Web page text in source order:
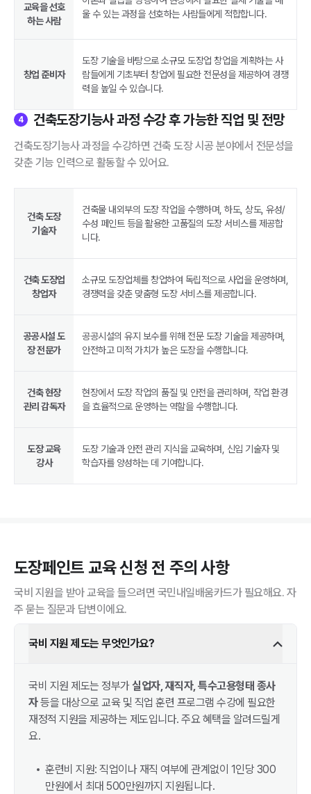
교육을 선호
하는 사람
울 수 있는 과정을 선호하는 사람들에게 적합합니다.
창업 준비자
도장 기술을 바탕으로 소규모 도장업 창업을 계획하는 사
람들에게 기초부터 창업에 필요한 전문성을 제공하여 경쟁
력을 높일 수 있습니다.
4 건축도장기능사 과정 수강 후 가능한 직업 및 전망
건축도장기능사 과정을 수강하면 건축 도장 시공 분야에서 전문성을
갖춘 기능 인력으로 활동할 수 있어요.
건축 도장
기술자
건축물 내외부의 도장 작업을 수행하며, 하도, 상도, 유성/
수성 페인트 등을 활용한 고품질의 도장 서비스를 제공합
니다.
건축 도장업
창업자
소규모 도장업체를 창업하여 독립적으로 사업을 운영하며,
경쟁력을 갖춘 맞춤형 도장 서비스를 제공합니다.
공공시설 도
장 전문가
공공시설의 유지 보수를 위해 전문 도장 기술을 제공하며,
안전하고 미적 가치가 높은 도장을 수행합니다.
건축 현장
관리 감독자
현장에서 도장 작업의 품질 및 안전을 관리하며, 작업 환경
을 효율적으로 운영하는 역할을 수행합니다.
도장 교육
강사
도장 기술과 안전 관리 지식을 교육하며, 신입 기술자 및
학습자를 양성하는 데 기여합니다.
도장페인트 교육 신청 전 주의 사항
국비 지원을 받아 교육을 들으려면 국민내일배움카드가 필요해요. 자
주 묻는 질문과 답변이에요.
국비 지원 제도는 무엇인가요?
국비 지원 제도는 정부가실업자, 재직자, 특수고용형태 종사
자등을 대상으로 교육 및 직업 훈련 프로그램 수강에 필요한
재정적 지원을 제공하는 제도입니다. 주요 혜택을 알려드릴게
요.
훈련비 지원: 직업이나 재직 여부에 관계없이 1인당 300
만원에서 최대 500만원까지 지원됩니다.